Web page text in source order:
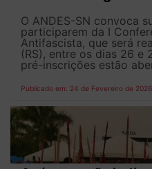
O ANDES-SN convoca
participarem da I
Antifascista, que será
(RS), entre os dias 26 e
pré-inscrições estão
Publicado em: 24 de Fevereiro de 2026